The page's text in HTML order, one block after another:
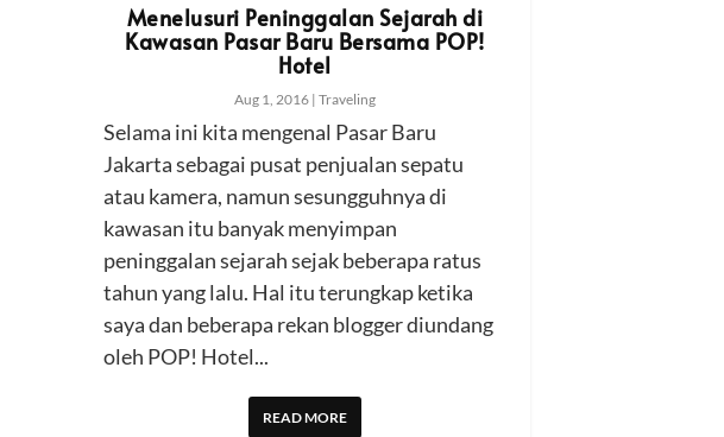
Menelusuri Peninggalan Sejarah di
Kawasan Pasar Baru Bersama POP!
Hotel
Aug 1, 2016| Traveling
Selama ini kita mengenal Pasar Baru
Jakarta sebagai pusat penjualan sepatu
atau kamera, namun sesungguhnya di
kawasan itu banyak menyimpan
peninggalan sejarah sejak beberapa ratus
tahun yang lalu. Hal itu terungkap ketika
saya dan beberapa rekan blogger diundang
oleh POP! Hotel...
READ MORE